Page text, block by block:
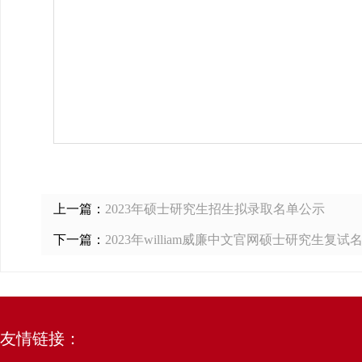
上一篇： 2023年硕士研究生招生拟录取名单公示
下一篇： 2023年william威廉中文官网硕士研究生复试
友情链接：